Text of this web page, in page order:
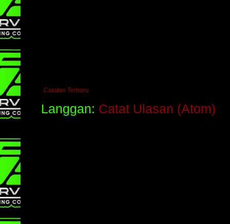
Catatan Terbaru
Langgan: Catat Ulasan (Atom)